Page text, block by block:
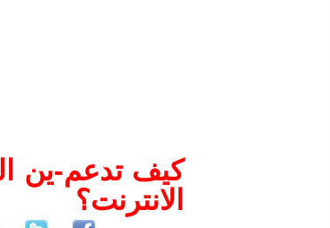
كيف تدعم-ين
الانترنت؟